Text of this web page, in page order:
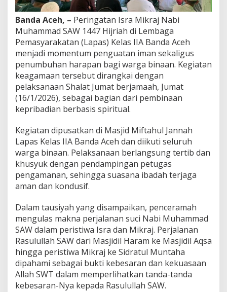
t
k
a
n
m
a
n
d
a
n
H
r
a
p
n
d
i
a
a
P
e
m
b
i
n
a
Banda Aceh, – Peringatan Isra Mikraj Nabi
Muhammad SAW 1447 Hijriah di Lembaga
Pemasyarakatan (Lapas) Kelas IIA Banda Aceh
menjadi momentum penguatan iman sekaligus
penumbuhan harapan bagi warga binaan. Kegiatan
keagamaan tersebut dirangkai dengan
pelaksanaan Shalat Jumat berjamaah, Jumat
(16/1/2026), sebagai bagian dari pembinaan
kepribadian berbasis spiritual.
Kegiatan dipusatkan di Masjid Miftahul Jannah
Lapas Kelas IIA Banda Aceh dan diikuti seluruh
warga binaan. Pelaksanaan berlangsung tertib dan
khusyuk dengan pendampingan petugas
pengamanan, sehingga suasana ibadah terjaga
aman dan kondusif.
Dalam tausiyah yang disampaikan, penceramah
mengulas makna perjalanan suci Nabi Muhammad
SAW dalam peristiwa Isra dan Mikraj. Perjalanan
Rasulullah SAW dari Masjidil Haram ke Masjidil Aqsa
hingga peristiwa Mikraj ke Sidratul Muntaha
dipahami sebagai bukti kebesaran dan kekuasaan
Allah SWT dalam memperlihatkan tanda-tanda
kebesaran-Nya kepada Rasulullah SAW.